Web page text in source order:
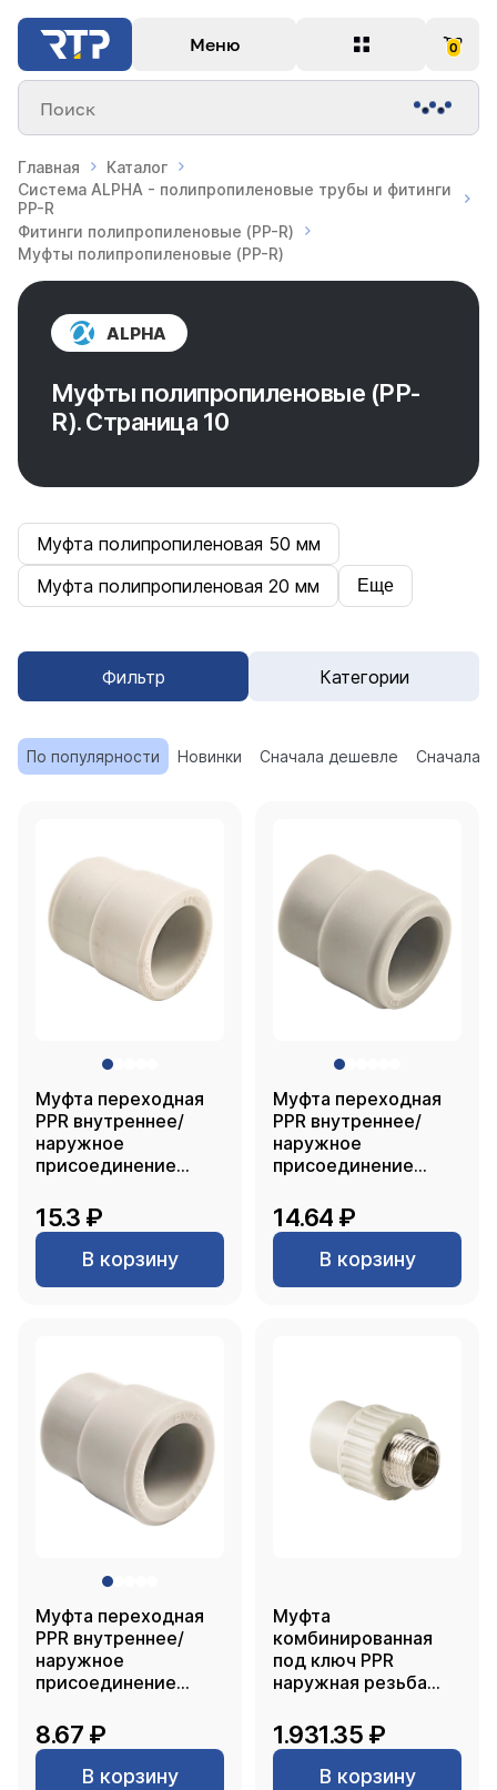
Меню 0
Поиск
Главная
Каталог
Система ALPHA - полипропиленовые трубы и фитинги
PP-R
Фитинги полипропиленовые (PP-R)
Муфты полипропиленовые (PP-R)
ALPHA
Муфты полипропиленовые (PP-
R). Страница 10
Муфта полипропиленовая 50 мм
Муфта полипропиленовая 20 мм
Еще
Фильтр Категории
По популярности Новинки Сначала дешевле Сначала
Муфта переходная
PPR внутреннее/
наружное
присоединение
РТП
15.3 ₽
В корзину
Муфта переходная
PPR внутреннее/
наружное
присоединение
РТП
14.64 ₽
В корзину
Муфта переходная
PPR внутреннее/
наружное
присоединение
РТП
8.67 ₽
В корзину
Муфта
комбинированная
под ключ PPR
наружная резьба
1.931.35 ₽
В корзину